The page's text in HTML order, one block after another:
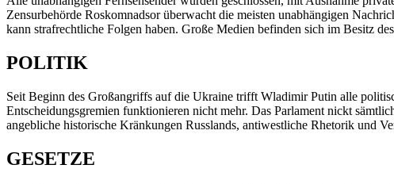
Zensurbehörde Roskomnadsor überwacht die meisten unabhängigen
kann strafrechtliche Folgen haben. Große Medien befinden sich im Besitz
POLITIK
Seit Beginn des Großangriffs auf die Ukraine trifft Wladimir Putin alle
Entscheidungsgremien funktionieren nicht mehr. Das Parlament nickt
angebliche historische Kränkungen Russlands, antiwestliche Rhetorik und
GESETZE